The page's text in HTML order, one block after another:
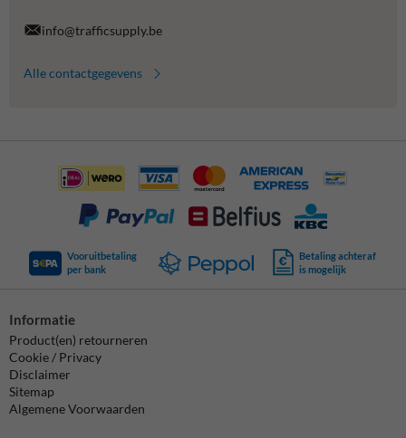
info@trafficsupply.be
Alle contactgegevens
Vooruitbetaling
per bank
Betaling achteraf
is mogelijk
Informatie
Product(en) retourneren
Cookie / Privacy
Disclaimer
Sitemap
Algemene Voorwaarden